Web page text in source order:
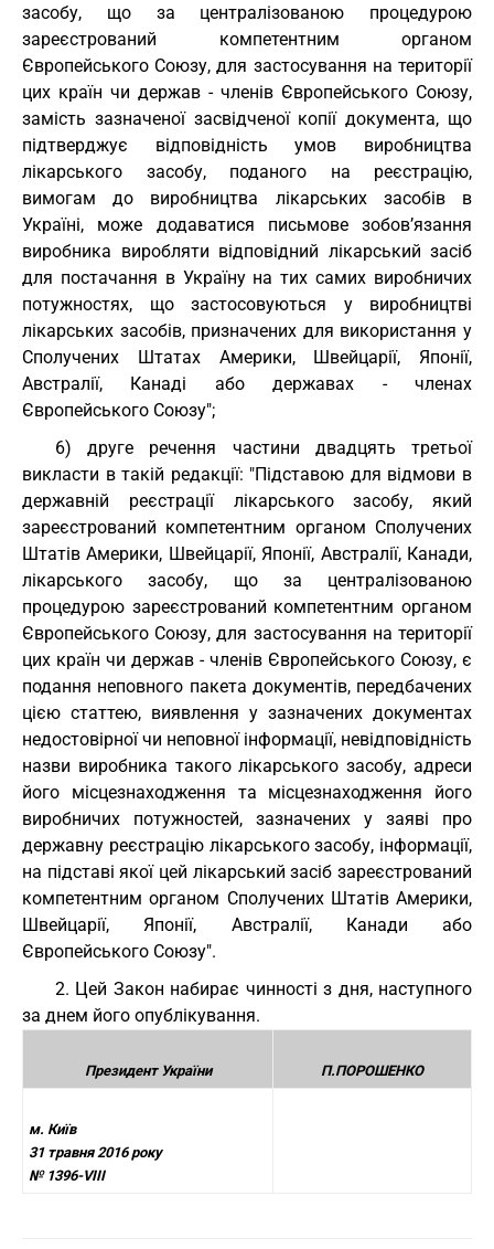
засобу, що за централізованою процедурою
зареєстрований компетентним органом
Європейського Союзу, для застосування на території
цих країн чи держав - членів Європейського Союзу,
замість зазначеної засвідченої копії документа, що
підтверджує відповідність умов виробництва
лікарського засобу, поданого на реєстрацію,
вимогам до виробництва лікарських засобів в
Україні, може додаватися письмове зобов’язання
виробника виробляти відповідний лікарський засіб
для постачання в Україну на тих самих виробничих
потужностях, що застосовуються у виробництві
лікарських засобів, призначених для використання у
Сполучених Штатах Америки, Швейцарії, Японії,
Австралії, Канаді або державах - членах
Європейського Союзу";
6) друге речення частини двадцять третьої
викласти в такій редакції: "Підставою для відмови в
державній реєстрації лікарського засобу, який
зареєстрований компетентним органом Сполучених
Штатів Америки, Швейцарії, Японії, Австралії, Канади,
лікарського засобу, що за централізованою
процедурою зареєстрований компетентним органом
Європейського Союзу, для застосування на території
цих країн чи держав - членів Європейського Союзу, є
подання неповного пакета документів, передбачених
цією статтею, виявлення у зазначених документах
недостовірної чи неповної інформації, невідповідність
назви виробника такого лікарського засобу, адреси
його місцезнаходження та місцезнаходження його
виробничих потужностей, зазначених у заяві про
державну реєстрацію лікарського засобу, інформації,
на підставі якої цей лікарський засіб зареєстрований
компетентним органом Сполучених Штатів Америки,
Швейцарії, Японії, Австралії, Канади або
Європейського Союзу".
2. Цей Закон набирає чинності з дня, наступного
за днем його опублікування.
Президент України П.ПОРОШЕНКО
м. Київ
31 травня 2016 року
№ 1396-VIII